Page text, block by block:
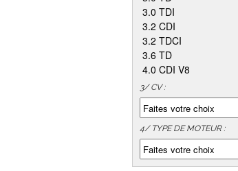
3.0 TDI
3.2 CDI
3.2 TDCI
3.6 TD
4.0 CDI V8
3/ CV :
4/ TYPE DE MOTEUR :